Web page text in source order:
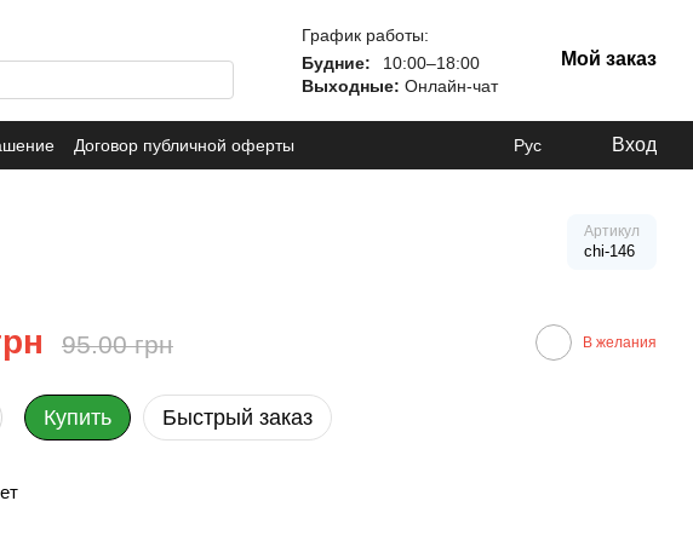
График работы:
Будние:
10:00–18:00
Выходные: Онлайн-чат
Мой заказ
Договор публичной оферты Рус Вход
Артикул
chi-146
95.00 грн В желания
Купить Быстрый заказ